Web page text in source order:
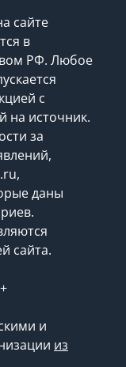
сайте
в
РФ. Любое
с
на источник.
за
даны
сайта.
и
из